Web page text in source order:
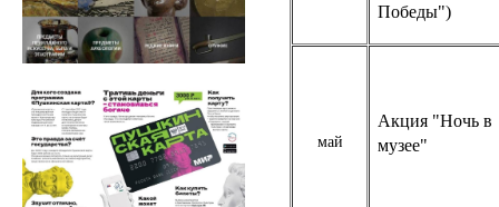
Победы")
май
Акция "Ночь в
музее"